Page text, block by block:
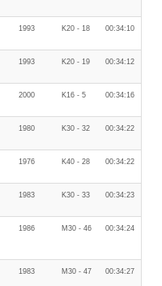
1993 K20 - 18 00:34:10
1993 K20 - 19 00:34:12
2000 K16 - 5 00:34:16
1980 K30 - 32 00:34:22
1976 K40 - 28 00:34:22
1983 K30 - 33 00:34:23
1986 M30 - 46 00:34:24
1983 M30 - 47 00:34:27